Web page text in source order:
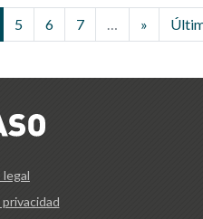
5 6 7 … »
legal